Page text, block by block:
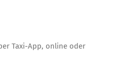
Taxi-App, online oder